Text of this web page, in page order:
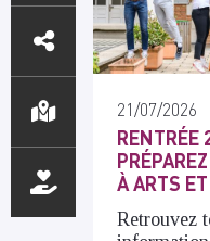
ACCÈS
DIRECTS
21/07/2026
À ARTS
Retrouvez